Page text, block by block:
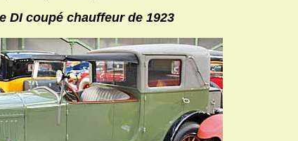
DI coupé chauffeur de 1923